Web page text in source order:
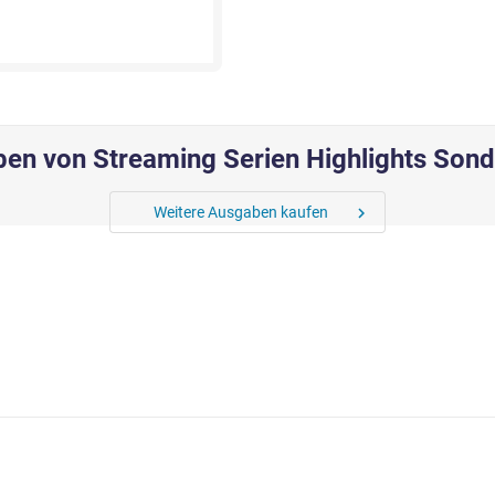
von Streaming Serien Highlights
Weitere Ausgaben kaufen chevron_right